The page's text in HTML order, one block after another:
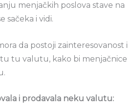
menjačkih poslova stave na
sačeka i vidi.
da postoji zainteresovanost i
tu valutu, kako bi menjačnice
i prodavala neku valutu: